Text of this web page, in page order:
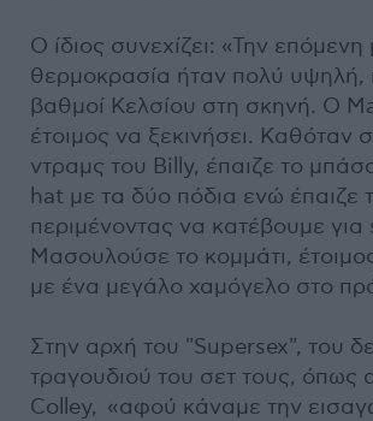
Ο ίδιος συνεχίζει: «Την
θερμοκρασία ήταν πολύ υψηλή,
βαθμοί Κελσίου στη σκηνή. Ο
έτοιμος να ξεκινήσει. Καθόταν
ντραμς του Billy, έπαιζε το
hat με τα δύο πόδια ενώ έπαιζε
περιμένοντας να κατέβουμε
Μασουλούσε το κομμάτι,
με ένα μεγάλο χαμόγελο στο
Στην αρχή του "Supersex", του
τραγουδιού του σετ τους, όπως
Colley, «αφού κάναμε την